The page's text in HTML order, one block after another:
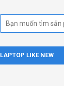
LAPTOP LIKE NEW